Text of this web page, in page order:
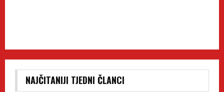
NAJČITANIJI TJEDNI ČLANCI